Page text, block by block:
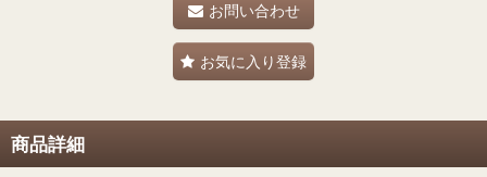
お問い合わせ
お気に入り登録
商品詳細